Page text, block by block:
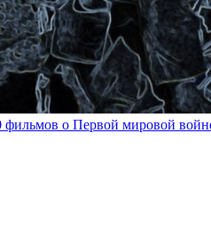
о Первой мировой